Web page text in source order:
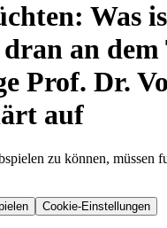
Was
an dem
Prof. Dr.
auf
zu können, müssen
Cookie-Einstellungen